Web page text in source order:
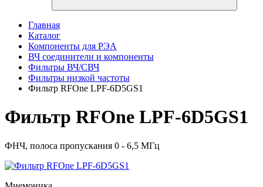
Главная
Каталог
Компоненты для РЭА
ВЧ соединители и компоненты
Фильтры ВЧ/СВЧ
Фильтры низкой частоты
Фильтр RFOne LPF-6D5GS1
Фильтр RFOne LPF-6D5GS1
ФНЧ, полоса пропускания 0 - 6,5 МГц